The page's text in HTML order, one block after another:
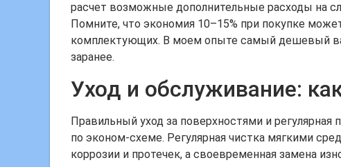
расчет возможные дополнительные расходы на
Помните, что экономия 10–15% при покупке
комплектующих. В моем опыте самый дешевый
заранее.
Уход и обслуживание:
Правильный уход за поверхностями и
по эконом-схеме. Регулярная чистка мягкими
коррозии и протечек, а своевременная замена